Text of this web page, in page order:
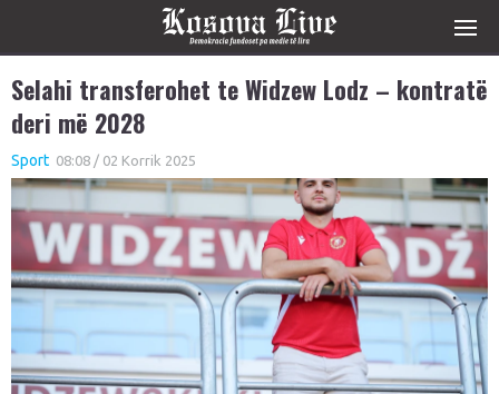
Selahi transferohet te Widzew Lodz – kontratë
deri më 2028
Sport 08:08 / 02 Korrik 2025